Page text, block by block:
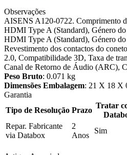
Observações
AISENS A120-0722. Comprimento
HDMI Type A (Standard), Género
HDMI Type A (Standard), Género
Revestimento dos contactos do
2.0, Compatibilidade 3D, Taxa de
Canal de Retorno de Áudio (ARC),
Peso Bruto: 0.071 kg
Dimensões Embalagem: 21 X 18 X
Garantia
Tipo de Resolução Prazo
Tratar
Repar. Fabricante
via Databox
2
Anos
Sim